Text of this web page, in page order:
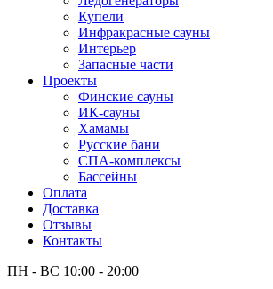
Купели
Инфракрасные сауны
Интерьер
Запасные части
Проекты
Финские сауны
ИК-сауны
Хамамы
Русские бани
СПА-комплексы
Бассейны
Оплата
Доставка
Отзывы
Контакты
ПН - ВС 10:00 - 20:00